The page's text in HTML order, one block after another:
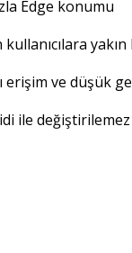
Edge konumu
yakın
erişim ve düşük
ile